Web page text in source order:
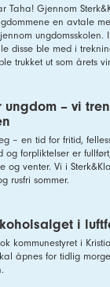
Taha! Gjennom
en avtale
disse ble med i
trukket ut som årets
ungdom – vi
– en tid for fritid,
og forpliktelser er
og venter. Vi i
rusfri sommer.
i
kommunestyret i
åpnes for tidlig